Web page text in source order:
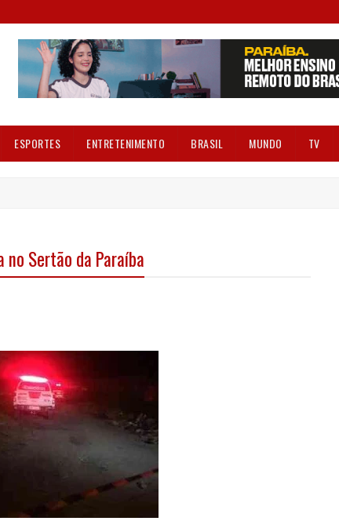
ESPORTES ENTRETENIMENTO BRASIL MUNDO TV
Sertão da Paraíba